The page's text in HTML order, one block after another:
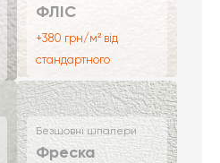
ФЛІС
+380 грн/м² від
стандартного
Безшовні шпалери
Фреска